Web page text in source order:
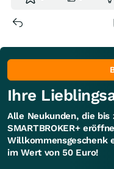
Ihre
Alle Neukunden, die bis
SMARTBROKER+
Willkommensgeschenk
im Wert von 50 Euro!